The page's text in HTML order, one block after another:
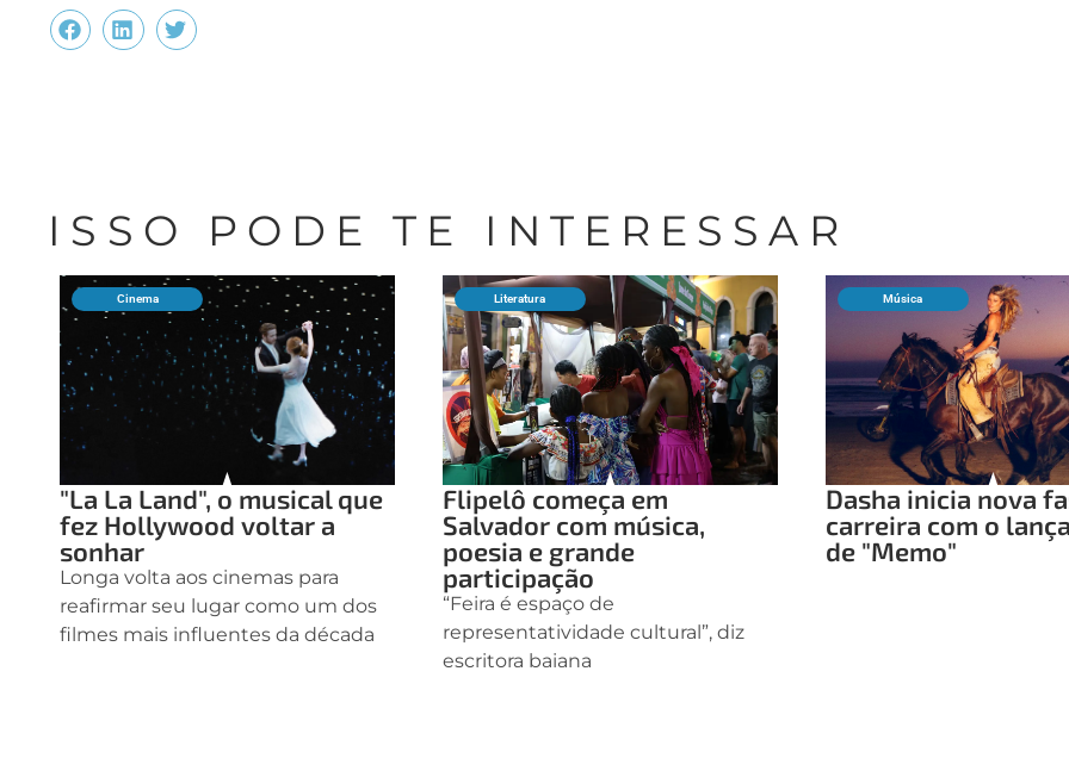
ISSO PODE TE INTERESSAR
Cinema
"La La Land", o musical que
fez Hollywood voltar a
sonhar
Longa volta aos cinemas para
reafirmar seu lugar como um dos
filmes mais influentes da década
Literatura
Flipelô começa em
Salvador com música,
poesia e grande
participação
“Feira é espaço de
representatividade cultural”, diz
escritora baiana
Música
Dasha inicia nova
carreira com o
de "Memo"